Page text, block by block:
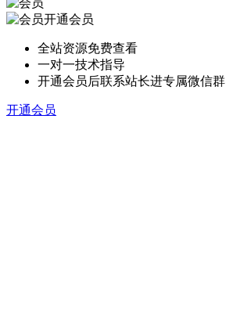
开通会员
全站资源免费查看
一对一技术指导
开通会员后联系站长进专属微信群
开通会员